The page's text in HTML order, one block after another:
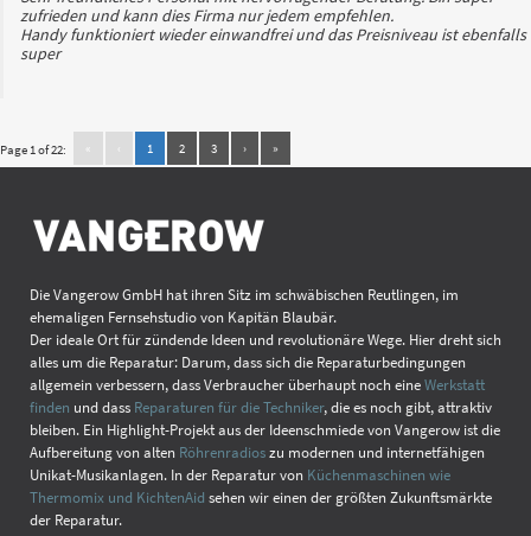
zufrieden und kann dies Firma nur jedem empfehlen.
Handy funktioniert wieder einwandfrei und das Preisniveau ist ebenfalls
super
Page 1 of 22: 1 2 3 › »
Die Vangerow GmbH hat ihren Sitz im schwäbischen Reutlingen, im
ehemaligen Fernsehstudio von Kapitän Blaubär.
Der ideale Ort für zündende Ideen und revolutionäre Wege. Hier dreht sich
alles um die Reparatur: Darum, dass sich die Reparaturbedingungen
allgemein verbessern, dass Verbraucher überhaupt noch eineWerkstatt
finden und dass Reparaturen für die Techniker, die es noch gibt, attraktiv
bleiben. Ein Highlight-Projekt aus der Ideenschmiede von Vangerow ist die
Aufbereitung von alten Röhrenradioszu modernen und internetfähigen
Unikat-Musikanlagen. In der Reparatur von Küchenmaschinen wie
Thermomix und KichtenAid sehen wir einen der größten Zukunftsmärkte
der Reparatur.